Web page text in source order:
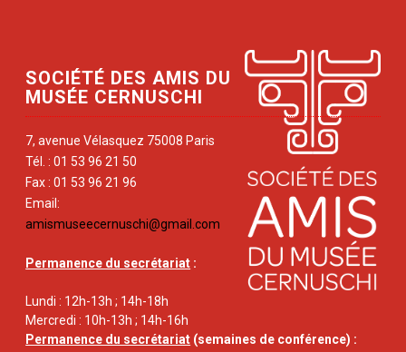
SOCIÉTÉ DES AMIS DU
MUSÉE CERNUSCHI
7, avenue Vélasquez 75008 Paris
Tél. : 01 53 96 21 50
Fax : 01 53 96 21 96
Email:
amismuseecernuschi@gmail.com
Permanence du secrétariat :
Lundi : 12h-13h ; 14h-18h
Mercredi : 10h-13h ; 14h-16h
Permanence du secrétariat (semaines de conférence) :